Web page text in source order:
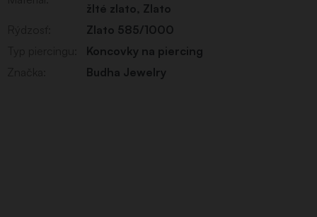
žlté zlato, Zlato
Zlato 585/1000
Koncovky na piercing
Budha Jewelry